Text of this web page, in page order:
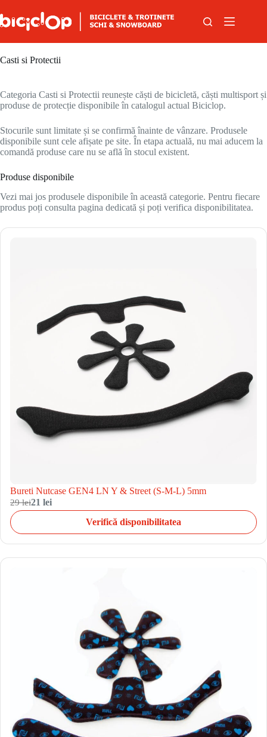
Casti si Protectii
Categoria Casti si Protectii reunește căști de bicicletă, căști multisport și
produse de protecție disponibile în catalogul actual Biciclop.
Stocurile sunt limitate și se confirmă înainte de vânzare. Produsele
disponibile sunt cele afișate pe site. În etapa actuală, nu mai aducem la
comandă produse care nu se află în stocul existent.
Produse disponibile
Vezi mai jos produsele disponibile în această categorie. Pentru fiecare
produs poți consulta pagina dedicată și poți verifica disponibilitatea.
Bureti Nutcase GEN4 LN Y & Street (S-M-L) 5mm
29 lei21 lei
Verifică disponibilitatea